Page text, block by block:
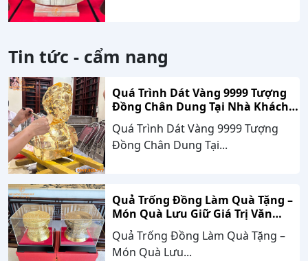
Tin tức - cẩm nang
Quá Trình Dát Vàng 9999 Tượng
Đồng Chân Dung Tại Nhà Khách
Hàng Nghệ An
Quá Trình Dát Vàng 9999 Tượng
Đồng Chân Dung Tại...
Quả Trống Đồng Làm Quà Tặng –
Món Quà Lưu Giữ Giá Trị Văn
Hóa, Gắn Kết Thành Công
Quả Trống Đồng Làm Quà Tặng –
Món Quà Lưu...